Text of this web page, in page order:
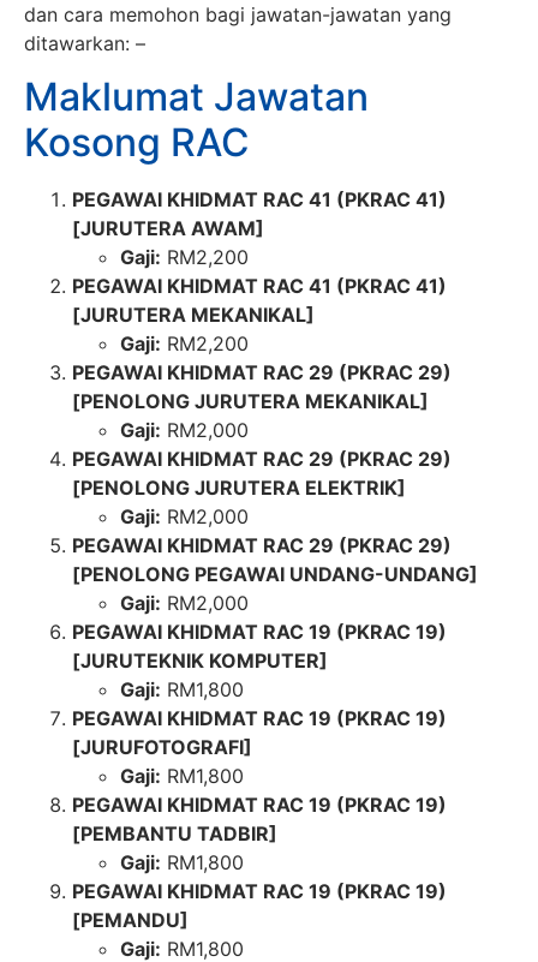
dan cara memohon bagi jawatan-jawatan yang
ditawarkan: –
Maklumat Jawatan
Kosong RAC
PEGAWAI KHIDMAT RAC 41 (PKRAC 41)
[JURUTERA AWAM]
Gaji: RM2,200
PEGAWAI KHIDMAT RAC 41 (PKRAC 41)
[JURUTERA MEKANIKAL]
Gaji: RM2,200
PEGAWAI KHIDMAT RAC 29 (PKRAC 29)
[PENOLONG JURUTERA MEKANIKAL]
Gaji: RM2,000
PEGAWAI KHIDMAT RAC 29 (PKRAC 29)
[PENOLONG JURUTERA ELEKTRIK]
Gaji: RM2,000
PEGAWAI KHIDMAT RAC 29 (PKRAC 29)
[PENOLONG PEGAWAI UNDANG-UNDANG]
Gaji: RM2,000
PEGAWAI KHIDMAT RAC 19 (PKRAC 19)
[JURUTEKNIK KOMPUTER]
Gaji: RM1,800
PEGAWAI KHIDMAT RAC 19 (PKRAC 19)
[JURUFOTOGRAFI]
Gaji: RM1,800
PEGAWAI KHIDMAT RAC 19 (PKRAC 19)
[PEMBANTU TADBIR]
Gaji: RM1,800
PEGAWAI KHIDMAT RAC 19 (PKRAC 19)
[PEMANDU]
Gaji: RM1,800